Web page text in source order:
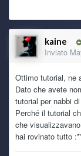
kaine
Inviato
Ottimo tutorial, ne
Dato che avete
tutorial per nabbi
Perché il tutorial
che
hai rovinato tutto